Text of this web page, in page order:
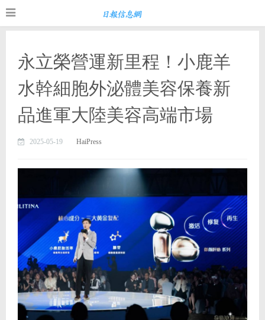
永立榮營運新里程！小鹿羊
水幹細胞外泌體美容保養新
品進軍大陸美容高端市場
2025-05-19 HaiPress